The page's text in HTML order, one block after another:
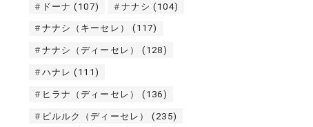
ドーナ (107) ナナシ (104)
ナナシ（キーセレ） (117)
ナナシ（ディーセレ） (128)
ハナレ (111)
ヒラナ（ディーセレ） (136)
ピルルク（ディーセレ） (235)